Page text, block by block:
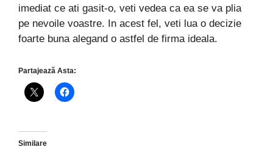
imediat ce ati gasit-o, veti vedea ca ea se va plia
pe nevoile voastre. In acest fel, veti lua o decizie
foarte buna alegand o astfel de firma ideala.
Partajează Asta:
Similare